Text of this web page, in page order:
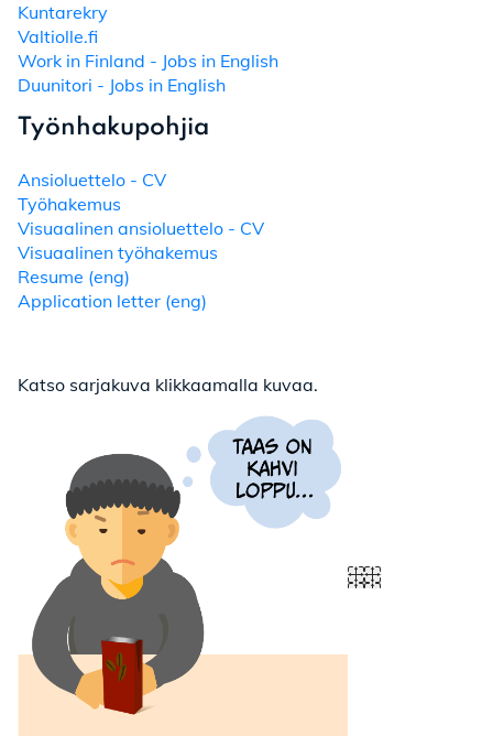
Kuntarekry
Valtiolle.fi
Work in Finland - Jobs in English
Duunitori - Jobs in English
Työnhakupohjia
Ansioluettelo - CV
Työhakemus
Visuaalinen ansioluettelo - CV
Visuaalinen työhakemus
Resume (eng)
Application letter (eng)
Katso sarjakuva klikkaamalla kuvaa.